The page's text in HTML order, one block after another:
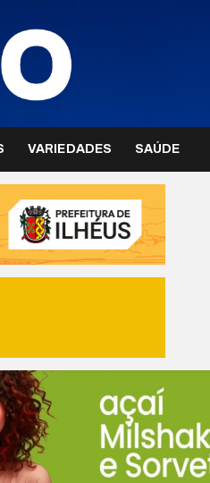
VARIEDADES SAÚDE